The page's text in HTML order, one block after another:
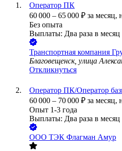
Оператор ПК
60 000 – 65 000 ₽ за месяц,
Без опыта
Выплаты: Два раза в месяц
Транспортная компания
Благовещенск, улица
Откликнуться
Оператор ПК/Оператор
60 000 – 70 000 ₽ за месяц,
Опыт 1-3 года
Выплаты: Два раза в месяц
ООО ТЭК Флагман Амур